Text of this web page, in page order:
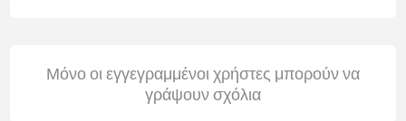
Μόνο οι εγγεγραμμένοι χρήστες μπορούν να
γράψουν σχόλια